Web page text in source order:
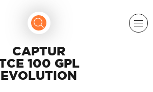
CAPTUR
100 GPL
EVOLUTION